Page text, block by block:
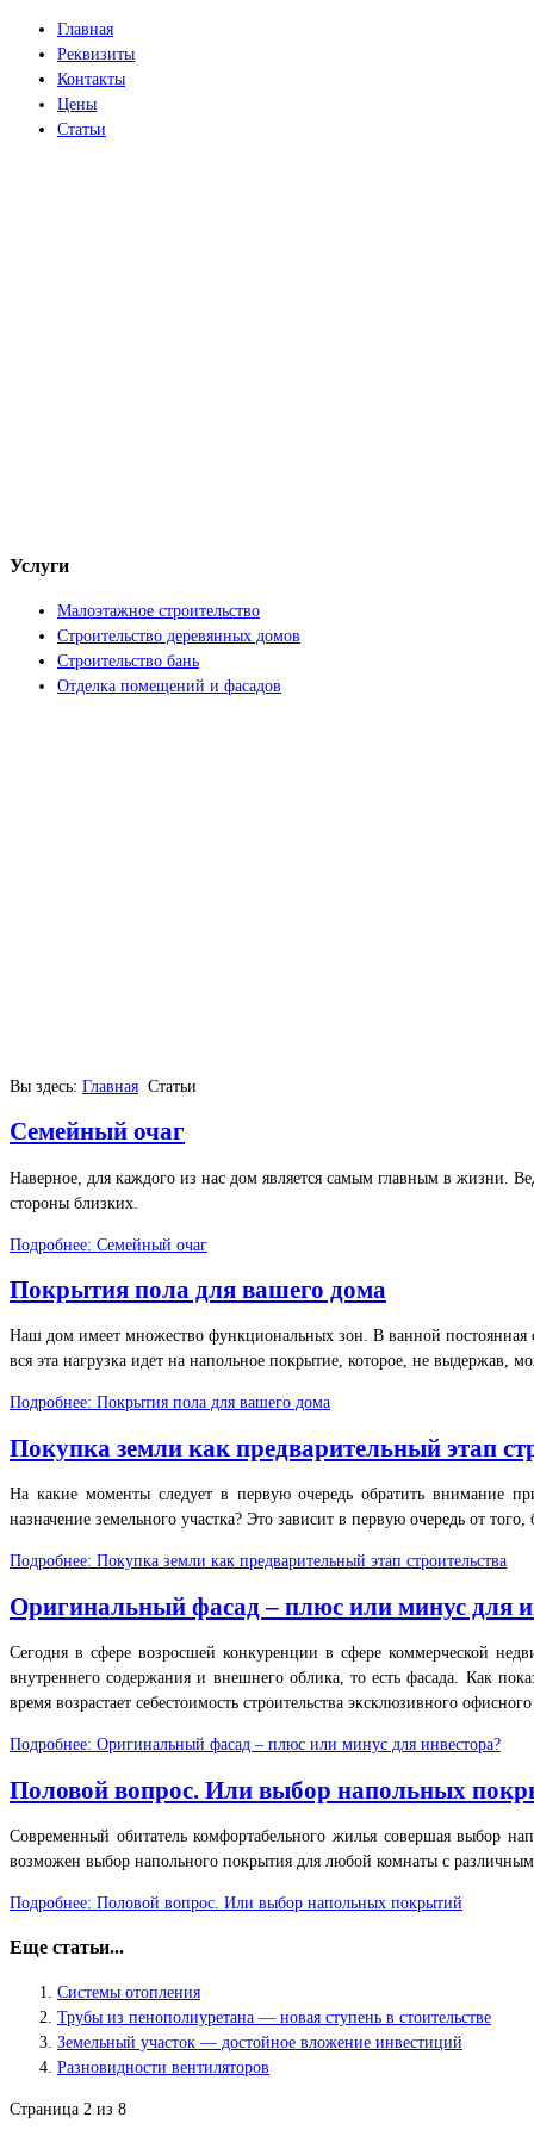
Главная
Реквизиты
Контакты
Цены
Статьи
Услуги
Малоэтажное строительство
Строительство деревянных домов
Строительство бань
Отделка помещений и фасадов
Вы здесь: Главная Статьи
Семейный очаг
Наверное, для каждого из нас дом является самым главным в жизни.
стороны близких.
Подробнее: Семейный очаг
Покрытия пола для вашего дома
Наш дом имеет множество функциональных зон. В ванной постоянная
вся эта нагрузка идет на напольное покрытие, которое, не выдержав,
Подробнее: Покрытия пола для вашего дома
Покупка земли как предварительный этап
На какие моменты следует в первую очередь обратить внимание
назначение земельного участка? Это зависит в первую очередь от
Подробнее: Покупка земли как предварительный этап строительства
Оригинальный фасад – плюс или минус для
Сегодня в сфере возросшей конкуренции в сфере коммерческой
внутреннего содержания и внешнего облика, то есть фасада. Как
время возрастает себестоимость строительства эксклюзивного
Подробнее: Оригинальный фасад – плюс или минус для инвестора?
Половой вопрос. Или выбор напольных
Современный обитатель комфортабельного жилья совершая выбор
возможен выбор напольного покрытия для любой комнаты с
Подробнее: Половой вопрос. Или выбор напольных покрытий
Еще статьи...
Системы отопления
Трубы из пенополиуретана — новая ступень в стоительстве
Земельный участок — достойное вложение инвестиций
Разновидности вентиляторов
Страница 2 из 8